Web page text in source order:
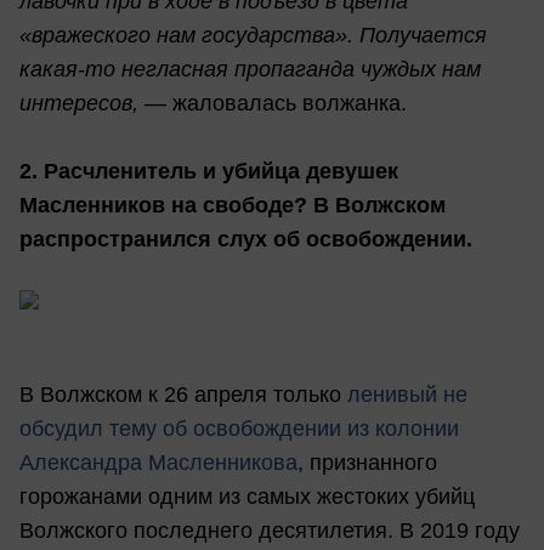
«вражеского нам государства». Получается
какая-то негласная пропаганда чуждых нам
интересов, — жаловалась волжанка.
2. Расчленитель и убийца девушек
Масленников на свободе? В Волжском
распространился слух об освобождении.
В Волжском к 26 апреля только ленивый не
обсудил тему об освобождении из колонии
Александра Масленникова, признанного
горожанами одним из самых жестоких убийц
Волжского последнего десятилетия. В 2019 году